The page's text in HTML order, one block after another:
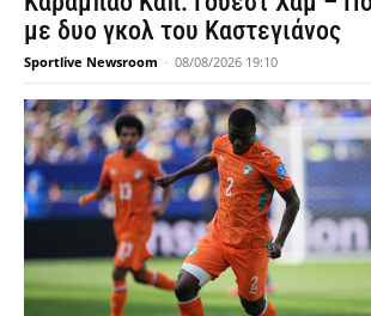
με δυο γκολ του Καστεγιάνος
Sportlive Newsroom - 08/08/2026 19:10